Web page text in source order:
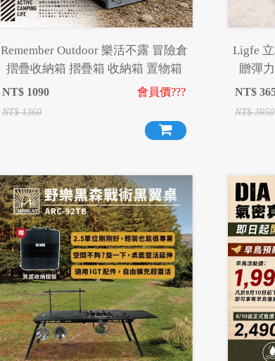
Remember Outdoor 樂活不露 冒險倉
摺疊收納箱 摺疊箱 收納箱 置物箱
NT$ 1090
NT$1360
會員價???
Ligfe
贈彈
NT$
NT$3950